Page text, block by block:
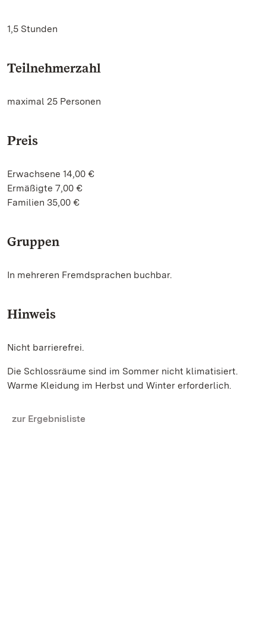
1,5 Stunden
Teilnehmerzahl
maximal 25 Personen
Preis
Erwachsene 14,00 €
Ermäßigte 7,00 €
Familien 35,00 €
Gruppen
In mehreren Fremdsprachen buchbar.
Hinweis
Nicht barrierefrei.
Die Schlossräume sind im Sommer nicht klimatisiert.
Warme Kleidung im Herbst und Winter erforderlich.
zur Ergebnisliste